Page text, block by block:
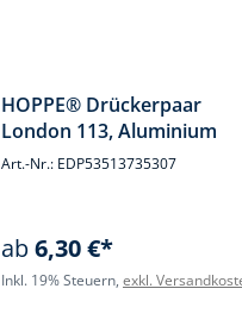
Montagematerial
Zubehör
Holzverbinder
Hebewerkzeuge
Hobel, Beitel &
Malerwerkzeug
HOPPE® Drückerpaar
London 113, Aluminium
Art.-Nr.: EDP53513735307
ab6,30 €*
Inkl. 19% Steuern, exkl.